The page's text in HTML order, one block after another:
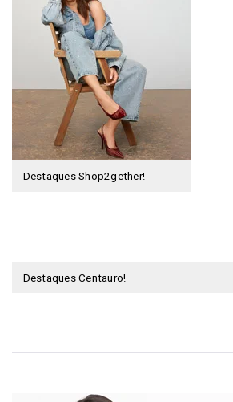
Destaques Shop2gether!
Destaques Centauro!